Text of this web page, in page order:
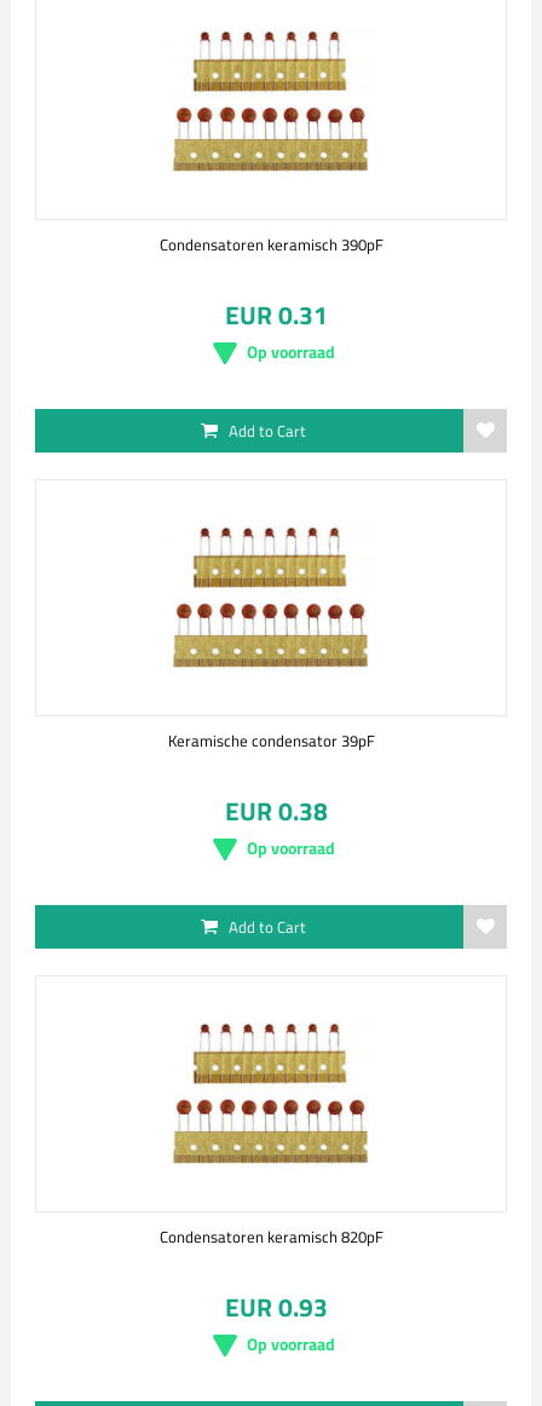
Condensatoren keramisch 390pF
EUR 0.31
Op voorraad
Add to Cart
Keramische condensator 39pF
EUR 0.38
Op voorraad
Add to Cart
Condensatoren keramisch 820pF
EUR 0.93
Op voorraad